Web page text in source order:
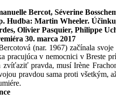
Bercot, Séverine
Hudba: Martin Wheeler.
Olivier Pasquier, Philippe
30. marca 2017
(nar. 1967) začínala
pracujúca v nemocnici v Breste
pravda, musí Irène
pravdou sama proti všetkým,
e